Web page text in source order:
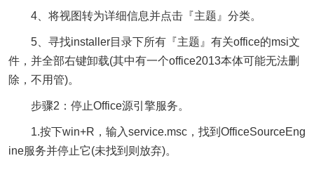
4、将视图转为详细信息并点击『主题』分类。
5、寻找installer目录下所有『主题』有关office的msi文
件，并全部右键卸载(其中有一个office2013本体可能无法删
除，不用管)。
步骤2：停止Office源引擎服务。
1.按下win+R，输入service.msc，找到OfficeSourceEng
ine服务并停止它(未找到则放弃)。